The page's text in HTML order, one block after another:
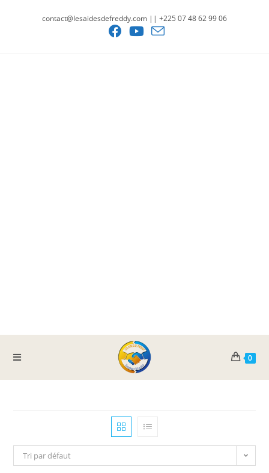
contact@lesaidesdefreddy.com || +225 07 48 62 99 06
0
Tri par défaut